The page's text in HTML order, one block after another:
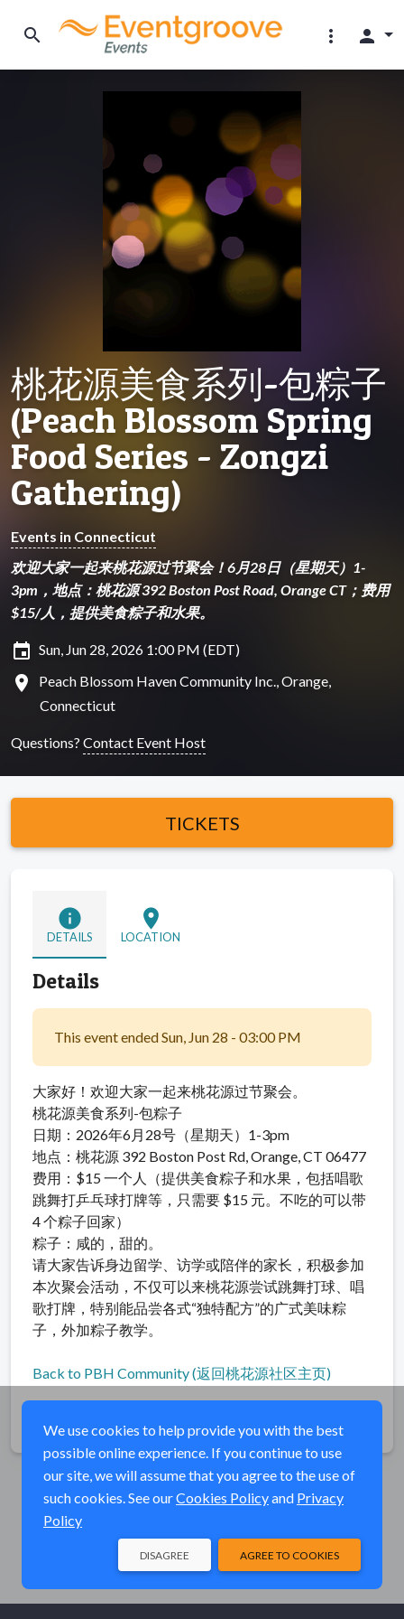
search more_vert person
桃花源美食系列-包粽子
(Peach Blossom Spring
Food Series - Zongzi
Gathering)
Events in Connecticut
欢迎大家一起来桃花源过节聚会！6月28日（星期天）1-
3pm，地点：桃花源 392 Boston Post Road, Orange CT；费用
$15/人，提供美食粽子和水果。
insert_invitation Sun, Jun 28, 2026 1:00 PM (EDT)
location_on
Peach Blossom Haven Community Inc., Orange,
Connecticut
Questions? Contact Event Host
TICKETS
info
DETAILS
location_on
LOCATION
Details
This event ended Sun, Jun 28 - 03:00 PM
大家好！欢迎大家一起来桃花源过节聚会。
桃花源美食系列-包粽子
日期：2026年6月28号（星期天）1-3pm
地点：桃花源 392 Boston Post Rd, Orange, CT 06477
费用：$15 一个人（提供美食粽子和水果，包括唱歌
跳舞打乒乓球打牌等，只需要 $15 元。不吃的可以带
4 个粽子回家）
粽子：咸的，甜的。
请大家告诉身边留学、访学或陪伴的家长，积极参加
本次聚会活动，不仅可以来桃花源尝试跳舞打球、唱
歌打牌，特别能品尝各式“独特配方”的广式美味粽
子，外加粽子教学。
Back to PBH Community (返回桃花源社区主页)
We use cookies to help provide you with the best
possible online experience. If you continue to use
our site, we will assume that you agree to the use of
such cookies. See ourCookies Policyand Privacy
Policy
AGREE TO COOKIES
DISAGREE